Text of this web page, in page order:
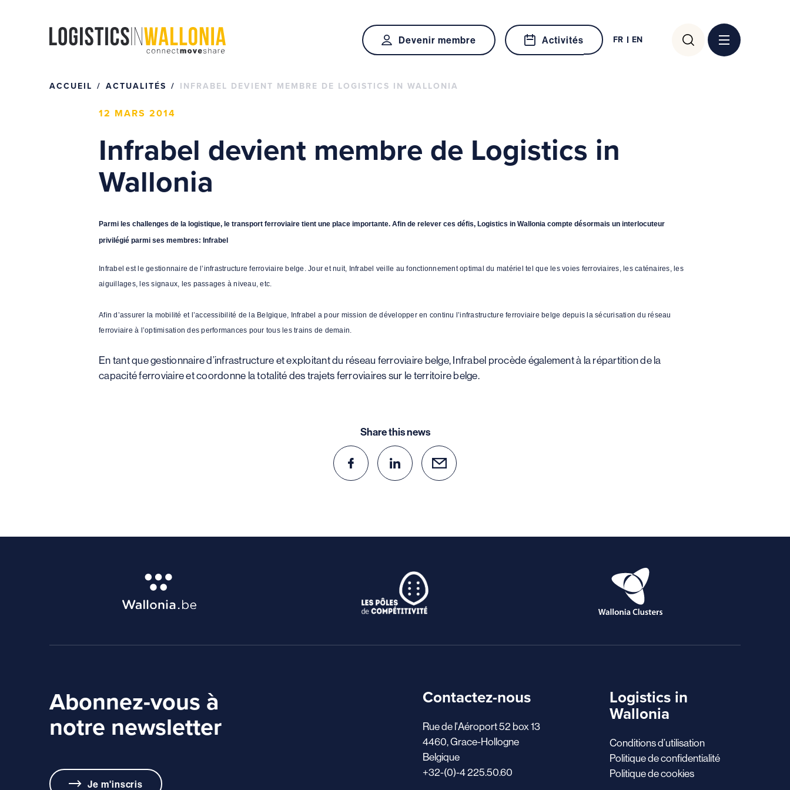
Devenir membre Activités FR EN
Rechercher :
ACCUEIL ACTUALITÉS INFRABEL DEVIENT MEMBRE DE LOGISTICS IN WALLONIA
12 MARS 2014
Infrabel devient membre de Logistics in
Wallonia
Parmi les challenges de la logistique, le transport ferroviaire tient une place importante. Afin de relever ces défis, Logistics in Wallonia compte désormais un interlocuteur
privilégié parmi ses membres: Infrabel
Infrabel est le gestionnaire de l’infrastructure ferroviaire belge. Jour et nuit, Infrabel veille au fonctionnement optimal du matériel tel que les voies ferroviaires, les caténaires, les
aiguillages, les signaux, les passages à niveau, etc.
Afin d’assurer la mobilité et l’accessibilité de la Belgique, Infrabel a pour mission de développer en continu l’infrastructure ferroviaire belge depuis la sécurisation du réseau
ferroviaire à l’optimisation des performances pour tous les trains de demain.
En tant que gestionnaire d’infrastructure et exploitant du réseau ferroviaire belge, Infrabel procède également à la répartition de la
capacité ferroviaire et coordonne la totalité des trajets ferroviaires sur le territoire belge.
Share this news
Abonnez-vous à
notre newsletter
Je m'inscris
Contactez-nous
Rue de l'Aéroport 52 box 13
4460, Grace-Hollogne
Belgique
+32-(0)-4 225.50.60
Logistics in
Wallonia
Conditions d’utilisation
Politique de confidentialité
Politique de cookies